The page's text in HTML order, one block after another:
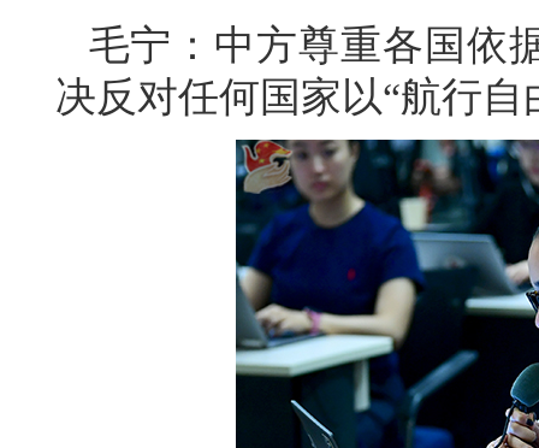
毛宁：中方尊重各国依
决反对任何国家以“航行